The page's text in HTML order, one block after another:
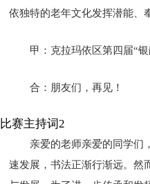
依独特的老年文化发挥潜能、
甲：克拉玛依区第四届“
合：朋友们，再见！
比赛主持词2
亲爱的老师亲爱的同学们
速发展，书法正渐行渐远。然